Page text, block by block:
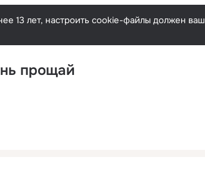
13 лет, настроить cookie-файлы должен ваш
прощай